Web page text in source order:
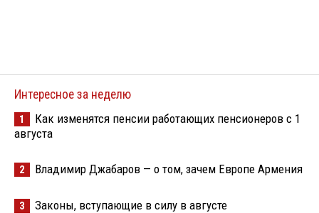
Интересное за неделю
1
Как изменятся пенсии работающих пенсионеров с 1
августа
2 Владимир Джабаров — о том, зачем Европе Армения
3 Законы, вступающие в силу в августе